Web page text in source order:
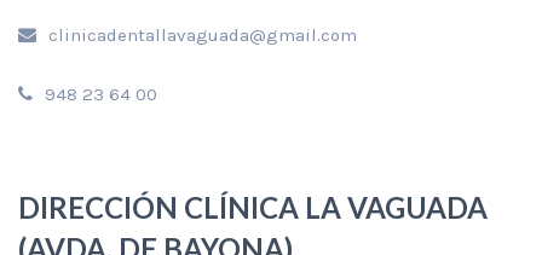
DIRECCIÓN CLÍNICA LA VAGUADA
(AVDA. DE BAYONA)